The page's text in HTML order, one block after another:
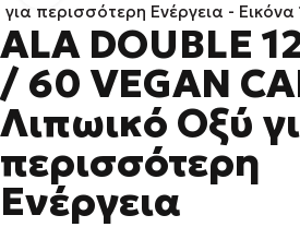
ALA DOUBLE
/ 60 VEGAN
Λιπωικό Οξύ
περισσότερη
Ενέργεια